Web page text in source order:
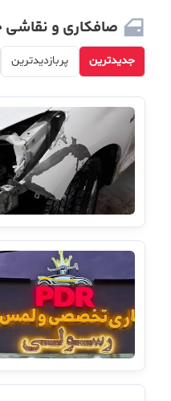
صافکاری و نقاشی
جدیدترین پربازدیدترین